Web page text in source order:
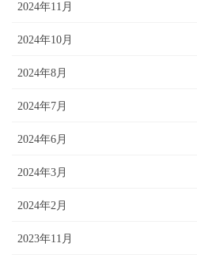
2024年11月
2024年10月
2024年8月
2024年7月
2024年6月
2024年3月
2024年2月
2023年11月